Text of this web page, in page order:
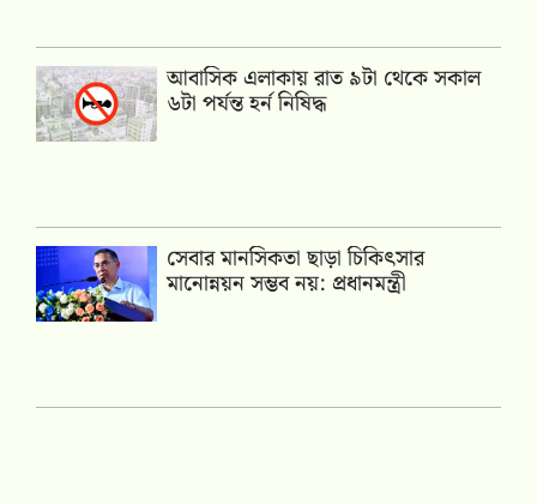
আবাসিক এলাকায় রাত ৯টা থেকে সকাল
৬টা পর্যন্ত হর্ন নিষিদ্ধ
সেবার মানসিকতা ছাড়া চিকিৎসার
মানোন্নয়ন সম্ভব নয়: প্রধানমন্ত্রী